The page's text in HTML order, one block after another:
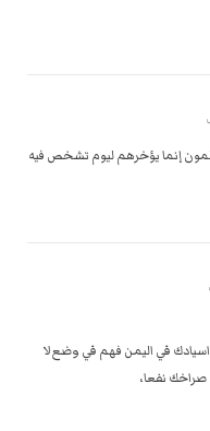
إنما يؤخرهم ليوم تشخص فيه
في اليمن فهم في وضع لا
نفعا،